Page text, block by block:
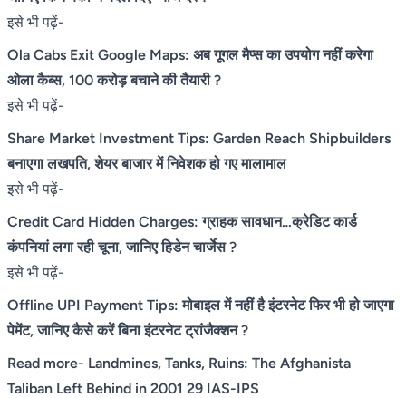
इसे भी पढ़ें-
Ola Cabs Exit Google Maps: अब गूगल मैप्स का उपयोग नहीं करेगा
ओला कैब्स, 100 करोड़ बचाने की तैयारी ?
इसे भी पढ़ें-
Share Market Investment Tips: Garden Reach Shipbuilders
बनाएगा लखपति, शेयर बाजार में निवेशक हो गए मालामाल
इसे भी पढ़ें-
Credit Card Hidden Charges: ग्राहक सावधान…क्रेडिट कार्ड
कंपनियां लगा रही चूना, जानिए हिडेन चार्जेस ?
इसे भी पढ़ें-
Offline UPI Payment Tips: मोबाइल में नहीं है इंटरनेट फिर भी हो जाएगा
पेमेंट, जानिए कैसे करें बिना इंटरनेट ट्रांजैक्शन ?
Read more- Landmines, Tanks, Ruins: The Afghanista
Taliban Left Behind in 2001 29 IAS-IPS